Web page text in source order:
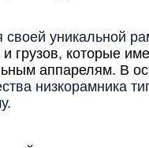
своей уникальной
и грузов, которые
аппарелям. В
низкорамника